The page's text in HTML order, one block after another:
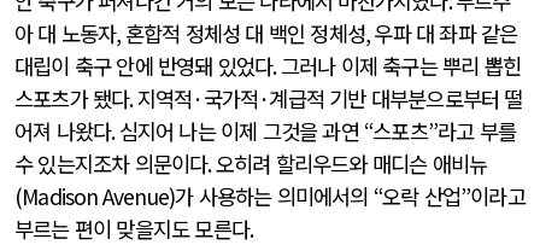
아 대 노동자, 혼합적 정체성 대 백인 정체성,우파 대 좌파 같은
대립이 축구 안에 반영돼 있었다.그러나 이제 축구는 뿌리 뽑힌
스포츠가 됐다.지역적 ·국가적 ·계급적 기반 대부분으로부터 떨
어져 나왔다.심지어 나는 이제 그것을 과연 “스포츠”라고 부를
수 있는지조차 의문이다.오히려 할리우드와 매디슨 애비뉴
(Madison Avenue)가 사용하는 의미에서의 “오락 산업”이라고
부르는 편이 맞을지도 모른다.